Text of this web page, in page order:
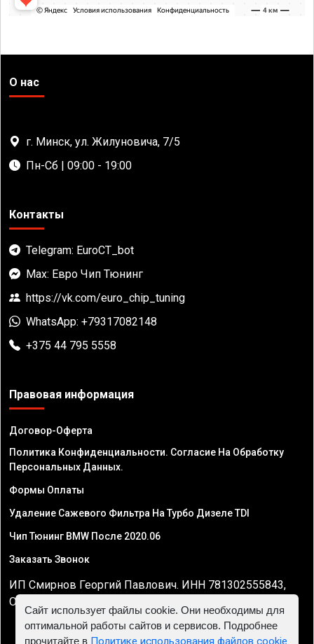
О нас
г. Минск, ул. Жилуновича, 7/5
Пн-Сб | 09:00 - 19:00
Контакты
Telegram: EuroCT_bot
Max: Евро Чип Тюнинг
https://vk.com/euro_chip_tuning
WhatsApp: +79317082148
+375 44 795 5558
Правовая информация
Договор-Оферта
Политика Конфиденциальности. Согласие На Обработку
Персональных Данных.
Формы Оплаты
Удаление Сажевого Фильтра На Турбо Дизеле TDI
Чип Тюнинг BMW После 2020.06
Заказать Звонок
ИП Смирнов Георгий Павлович. ИНН 781302555843,
ОГРНИП 324470400032610
Сайт использует файлы cookie. Они необходимы для
оптимальной работы сайтов и сервисов. Подробнее
прочитайте в Политике использования файлов cookie